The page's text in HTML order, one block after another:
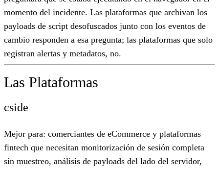
momento del incidente. Las plataformas que archivan los
payloads de script desofuscados junto con los eventos de
cambio responden a esa pregunta; las plataformas que solo
registran alertas y metadatos, no.
Las Plataformas
cside
Mejor para: comerciantes de eCommerce y plataformas
fintech que necesitan monitorización de sesión completa
sin muestreo, análisis de payloads del lado del servidor,